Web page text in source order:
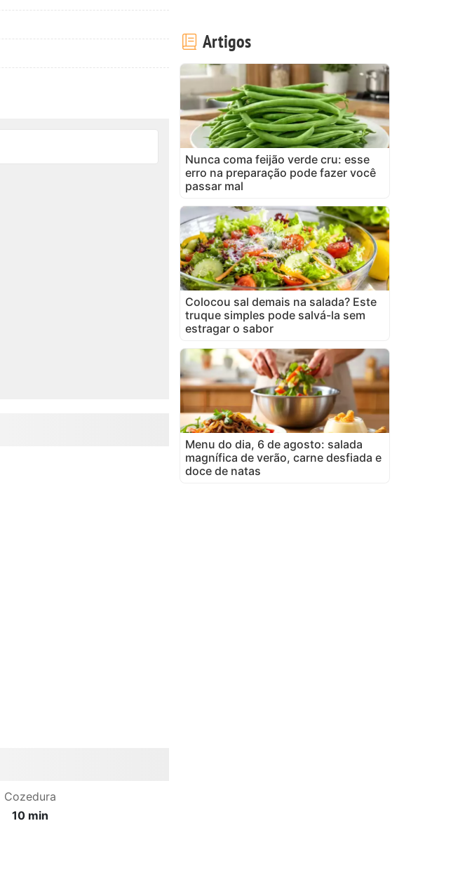
Cozedura
10 min
Artigos
Nunca coma feijão verde cru: esse
erro na preparação pode fazer você
passar mal
Colocou sal demais na salada? Este
truque simples pode salvá-la sem
estragar o sabor
Menu do dia, 6 de agosto: salada
magnífica de verão, carne desfiada e
doce de natas